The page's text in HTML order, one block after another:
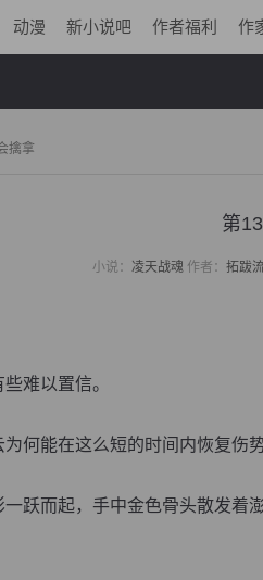
动漫 新小说吧 作者福利 作
擒拿
第
小说： 凌天战魂作者： 拓跋
难以置信。
能在这么短的时间内恢复伤
而起，手中金色骨头散发着